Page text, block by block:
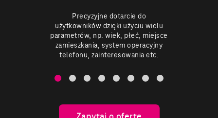
Precyzyjne dotarcie do
użytkowników dzięki użyciu wielu
parametrów, np. wiek, płeć, miejsce
zamieszkania, system operacyjny
telefonu, zainteresowania etc.